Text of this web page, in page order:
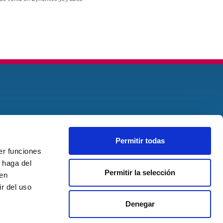
funciones
del
del uso
Permitir todas
Permitir la selección
Denegar